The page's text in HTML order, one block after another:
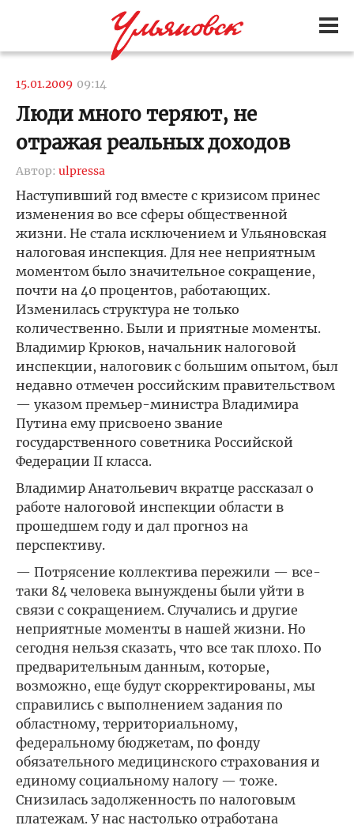
15.01.2009 09:14
Люди много теряют, не
отражая реальных доходов
Автор: ulpressa
Наступивший год вместе с кризисом принес
изменения во все сферы общественной
жизни. Не стала исключением и Ульяновская
налоговая инспекция. Для нее неприятным
моментом было значительное сокращение,
почти на 40 процентов, работающих.
Изменилась структура не только
количественно. Были и приятные моменты.
Владимир Крюков, начальник налоговой
инспекции, налоговик с большим опытом, был
недавно отмечен российским правительством
— указом премьер-министра Владимира
Путина ему присвоено звание
государственного советника Российской
Федерации II класса.
Владимир Анатольевич вкратце рассказал о
работе налоговой инспекции области в
прошедшем году и дал прогноз на
перспективу.
— Потрясение коллектива пережили — все-
таки 84 человека вынуждены были уйти в
связи с сокращением. Случались и другие
неприятные моменты в нашей жизни. Но
сегодня нельзя сказать, что все так плохо. По
предварительным данным, которые,
возможно, еще будут скорректированы, мы
справились с выполнением задания по
областному, территориальному,
федеральному бюджетам, по фонду
обязательного медицинского страхования и
единому социальному налогу — тоже.
Снизилась задолженность по налоговым
платежам. У нас настолько отработана